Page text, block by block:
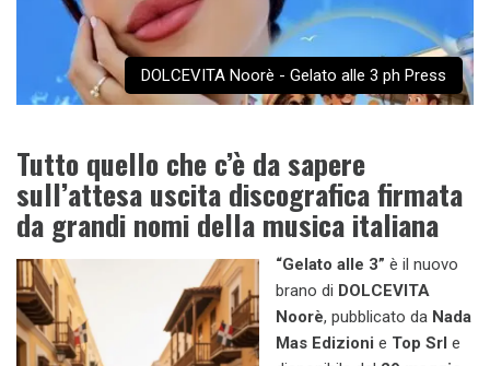
DOLCEVITA Noorè - Gelato alle 3 ph Press
Tutto quello che c’è da sapere
sull’attesa uscita discografica firmata
da grandi nomi della musica italiana
“Gelato alle 3” è il nuovo
brano di DOLCEVITA
Noorè, pubblicato da Nada
Mas Edizioni e Top Srl e